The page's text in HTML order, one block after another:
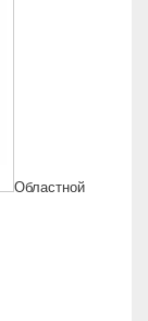
Областной